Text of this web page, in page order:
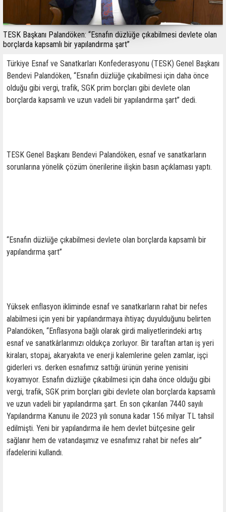
TESK Başkanı Palandöken: “Esnafın düzlüğe çıkabilmesi devlete olan
borçlarda kapsamlı bir yapılandırma şart”
Türkiye Esnaf ve Sanatkarları Konfederasyonu (TESK) Genel Başkanı
Bendevi Palandöken, “Esnafın düzlüğe çıkabilmesi için daha önce
olduğu gibi vergi, trafik, SGK prim borçları gibi devlete olan
borçlarda kapsamlı ve uzun vadeli bir yapılandırma şart” dedi.
TESK Genel Başkanı Bendevi Palandöken, esnaf ve sanatkarların
sorunlarına yönelik çözüm önerilerine ilişkin basın açıklaması yaptı.
“Esnafın düzlüğe çıkabilmesi devlete olan borçlarda kapsamlı bir
yapılandırma şart”
Yüksek enflasyon ikliminde esnaf ve sanatkarların rahat bir nefes
alabilmesi için yeni bir yapılandırmaya ihtiyaç duyulduğunu belirten
Palandöken, “Enflasyona bağlı olarak girdi maliyetlerindeki artış
esnaf ve sanatkârlarımızı oldukça zorluyor. Bir taraftan artan iş yeri
kiraları, stopaj, akaryakıta ve enerji kalemlerine gelen zamlar, işçi
giderleri vs. derken esnafımız sattığı ürünün yerine yenisini
koyamıyor. Esnafın düzlüğe çıkabilmesi için daha önce olduğu gibi
vergi, trafik, SGK prim borçları gibi devlete olan borçlarda kapsamlı
ve uzun vadeli bir yapılandırma şart. En son çıkarılan 7440 sayılı
Yapılandırma Kanunu ile 2023 yılı sonuna kadar 156 milyar TL tahsil
edilmişti. Yeni bir yapılandırma ile hem devlet bütçesine gelir
sağlanır hem de vatandaşımız ve esnafımız rahat bir nefes alır”
ifadelerini kullandı.